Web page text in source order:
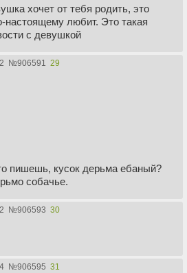
хочет от тебя родить, это
настоящему любит. Это такая
с девушкой
№906591 29
пишешь, кусок дерьма ебаный?
собачье.
№906593 30
№906595 31